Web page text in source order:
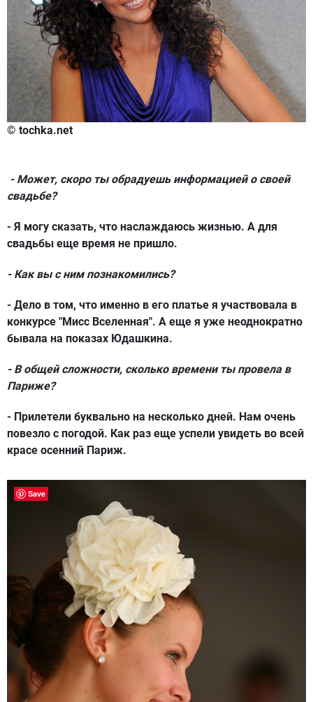
© tochka.net
- Может, скоро ты обрадуешь информацией о своей
свадьбе?
- Я могу сказать, что наслаждаюсь жизнью. А для
свадьбы еще время не пришло.
- Как вы с ним познакомились?
- Дело в том, что именно в его платье я участвовала в
конкурсе "Мисс Вселенная". А еще я уже неоднократно
бывала на показах Юдашкина.
- В общей сложности, сколько времени ты провела в
Париже?
- Прилетели буквально на несколько дней. Нам очень
повезло с погодой. Как раз еще успели увидеть во всей
красе осенний Париж.
Save